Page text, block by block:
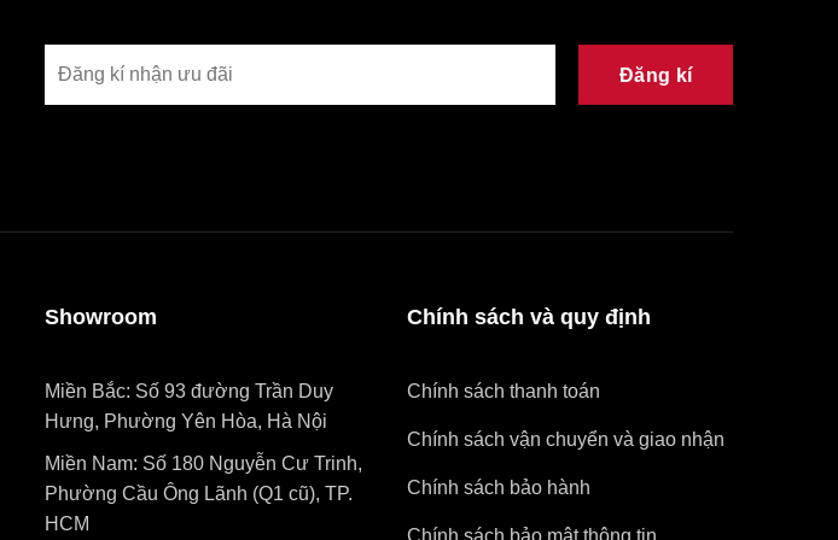
Đăng kí
Showroom
Miền Bắc: Số 93 đường Trần Duy
Hưng, Phường Yên Hòa, Hà Nội
Miền Nam: Số 180 Nguyễn Cư Trinh,
Phường Cầu Ông Lãnh (Q1 cũ), TP.
HCM
Chính sách và quy định
Chính sách thanh toán
Chính sách vận chuyển và giao nhận
Chính sách bảo hành
Chính sách bảo mật thông tin